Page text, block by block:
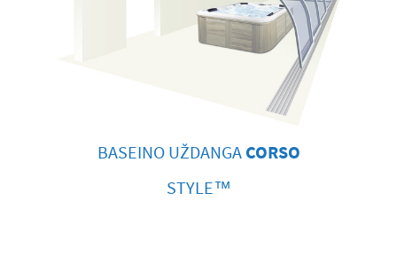
BASEINO UŽDANGA CORSO
STYLE™